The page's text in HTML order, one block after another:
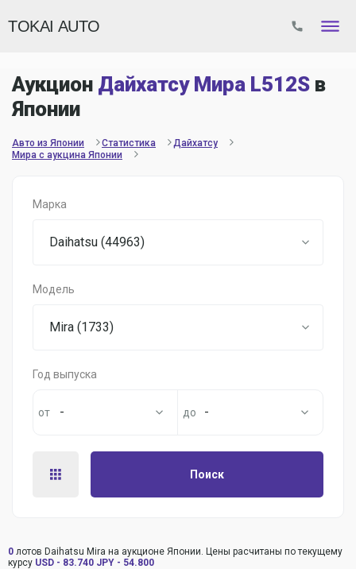
TOKAI AUTO
Аукцион Дайхатсу Мира L512S в
Японии
Авто из Японии Статистика
Дайхатсу
Мира с аукцина Японии
Марка
Daihatsu (44963)
Модель
Mira (1733)
Год выпуска
- -
Поиск
0 лотов Daihatsu Mira на аукционе Японии. Цены расчитаны по текущему
курсу USD - 83.740 JPY - 54.800